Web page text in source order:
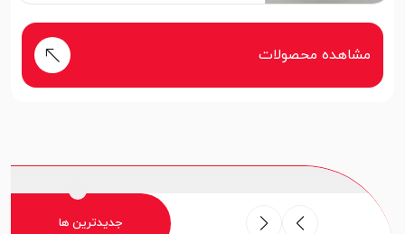
مشاهده محصولات
جدیدترین ها